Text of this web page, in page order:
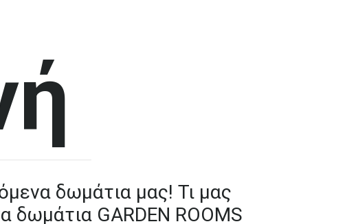
δωμάτια μας! Τι μας
δωμάτια GARDEN ROOMS